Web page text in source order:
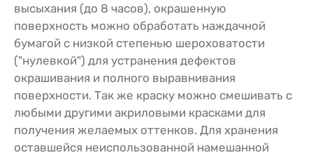
высыхания (до 8 часов), окрашенную
поверхность можно обработать наждачной
бумагой с низкой степенью шероховатости
("нулевкой") для устранения дефектов
окрашивания и полного выравнивания
поверхности. Так же краску можно смешивать с
любыми другими акриловыми красками для
получения желаемых оттенков. Для хранения
оставшейся неиспользованной намешанной